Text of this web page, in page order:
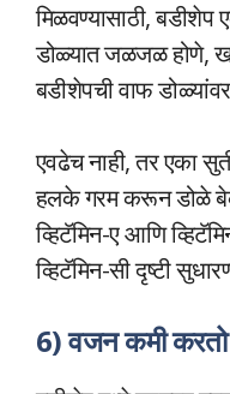
मिळवण्यासाठी,
डोळ्यात जळजळ होणे,
बडीशेपची वाफ
एवढेच नाही, तर एका
हलके गरम करून डोळे
व्हिटॅमिन-ए आणि
व्हिटॅमिन-सी दृष्टी
6) वजन कमी करतो